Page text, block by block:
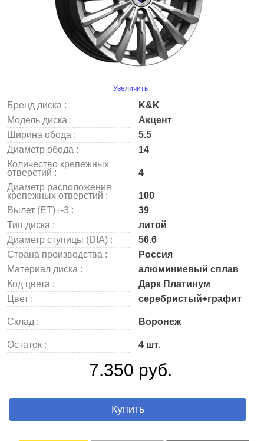
Увеличить
Бренд диска :
K&K
Модель диска :
Акцент
Ширина обода :
5.5
Диаметр обода :
14
Количество крепежных
отверстий :
4
Диаметр расположения
крепежных отверстий :
100
Вылет (ET)+-3 :
39
Тип диска :
литой
Диаметр ступицы (DIA) :
56.6
Страна производства :
Россия
Материал диска :
алюминиевый сплав
Код цвета :
Дарк Платинум
Цвет :
серебристый+графит
Склад : Воронеж
Остаток : 4 шт.
7.350 руб.
Купить